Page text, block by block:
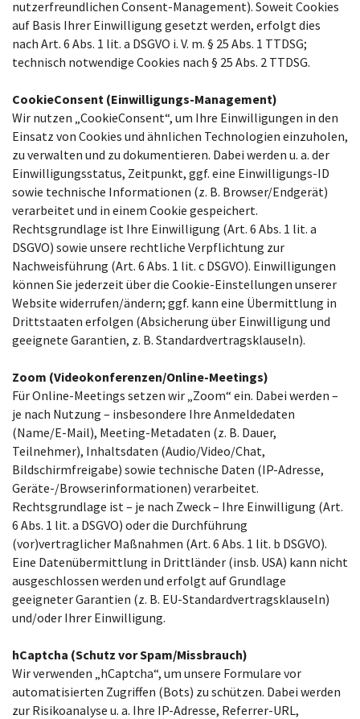
nutzerfreundlichen Consent-Management). Soweit Cookies
auf Basis Ihrer Einwilligung gesetzt werden, erfolgt dies
nach Art. 6 Abs. 1 lit. a DSGVO i. V. m. § 25 Abs. 1 TTDSG;
technisch notwendige Cookies nach § 25 Abs. 2 TTDSG.
CookieConsent (Einwilligungs-Management)
Wir nutzen „CookieConsent“, um Ihre Einwilligungen in den
Einsatz von Cookies und ähnlichen Technologien einzuholen,
zu verwalten und zu dokumentieren. Dabei werden u. a. der
Einwilligungsstatus, Zeitpunkt, ggf. eine Einwilligungs-ID
sowie technische Informationen (z. B. Browser/Endgerät)
verarbeitet und in einem Cookie gespeichert.
Rechtsgrundlage ist Ihre Einwilligung (Art. 6 Abs. 1 lit. a
DSGVO) sowie unsere rechtliche Verpflichtung zur
Nachweisführung (Art. 6 Abs. 1 lit. c DSGVO). Einwilligungen
können Sie jederzeit über die Cookie-Einstellungen unserer
Website widerrufen/ändern; ggf. kann eine Übermittlung in
Drittstaaten erfolgen (Absicherung über Einwilligung und
geeignete Garantien, z. B. Standardvertragsklauseln).
Zoom (Videokonferenzen/Online-Meetings)
Für Online-Meetings setzen wir „Zoom“ ein. Dabei werden –
je nach Nutzung – insbesondere Ihre Anmeldedaten
(Name/E-Mail), Meeting-Metadaten (z. B. Dauer,
Teilnehmer), Inhaltsdaten (Audio/Video/Chat,
Bildschirmfreigabe) sowie technische Daten (IP-Adresse,
Geräte-/Browserinformationen) verarbeitet.
Rechtsgrundlage ist – je nach Zweck – Ihre Einwilligung (Art.
6 Abs. 1 lit. a DSGVO) oder die Durchführung
(vor)vertraglicher Maßnahmen (Art. 6 Abs. 1 lit. b DSGVO).
Eine Datenübermittlung in Drittländer (insb. USA) kann nicht
ausgeschlossen werden und erfolgt auf Grundlage
geeigneter Garantien (z. B. EU-Standardvertragsklauseln)
und/oder Ihrer Einwilligung.
hCaptcha (Schutz vor Spam/Missbrauch)
Wir verwenden „hCaptcha“, um unsere Formulare vor
automatisierten Zugriffen (Bots) zu schützen. Dabei werden
zur Risikoanalyse u. a. Ihre IP-Adresse, Referrer-URL,